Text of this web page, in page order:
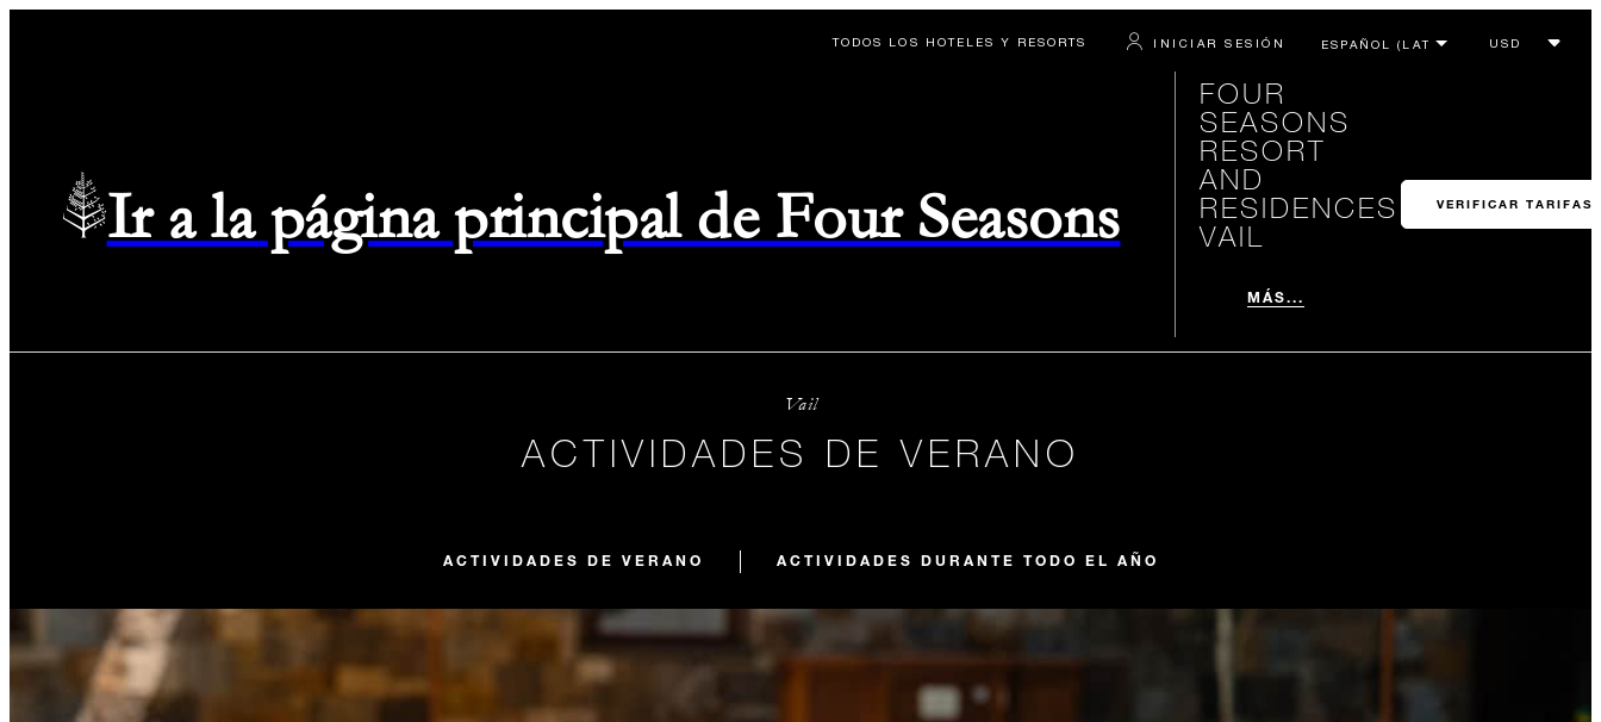
TODOS LOS HOTELES Y RESORTS INICIAR SESIÓN
Ir a la página principal de Four Seasons
FOUR
SEASONS
RESORT
AND
RESIDENCES
VAIL
MÁS...
VERIFICAR TARIFAS
Vail
ACTIVIDADES DE VERANO
ACTIVIDADES DE VERANO ACTIVIDADES DURANTE TODO EL AÑO